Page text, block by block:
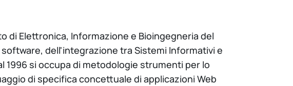
di Elettronica, Informazione e Bioingegneria del
dell'integrazione tra Sistemi Informativi e
1996 si occupa di metodologie strumenti per lo
di specifica concettuale di applicazioni Web